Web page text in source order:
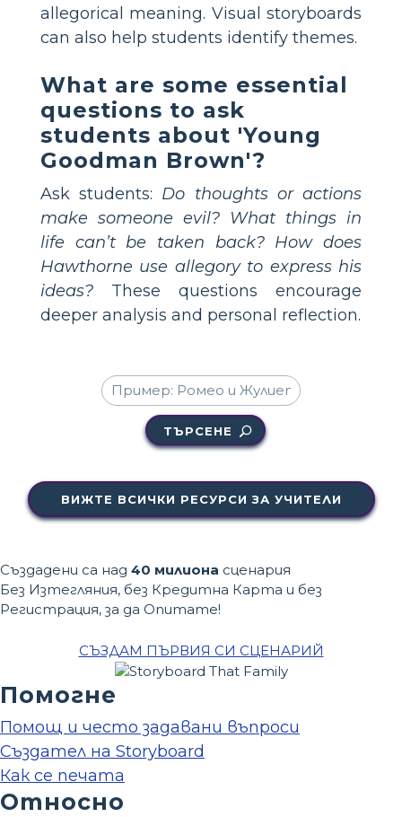
allegorical meaning. Visual storyboards
can also help students identify themes.
What are some essential
questions to ask
students about 'Young
Goodman Brown'?
Ask students: Do thoughts or actions
make someone evil? What things in
life can’t be taken back? How does
Hawthorne use allegory to express his
ideas? These questions encourage
deeper analysis and personal reflection.
ТЪРСЕНЕ
ВИЖТЕ ВСИЧКИ РЕСУРСИ ЗА УЧИТЕЛИ
Създадени са над 40 милиона сценария
Без Изтегляния, без Кредитна Карта и без
Регистрация, за да Опитате!
СЪЗДАМ ПЪРВИЯ СИ СЦЕНАРИЙ
Помогне
Помощ и често задавани въпроси
Създател на Storyboard
Как се печата
Относно